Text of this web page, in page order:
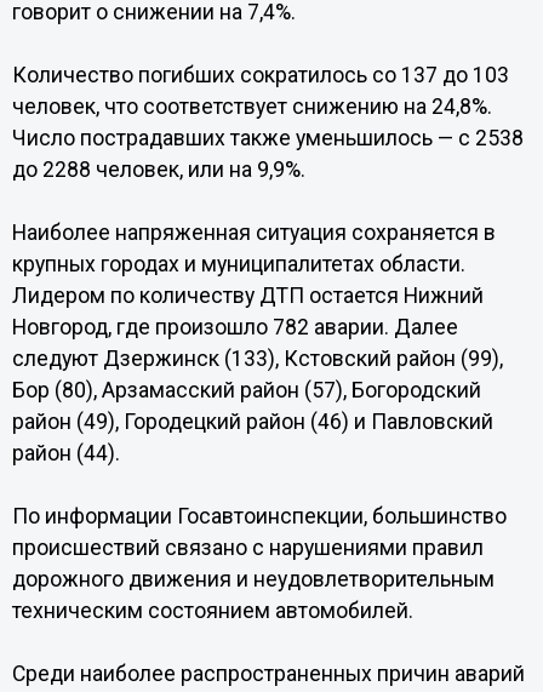
говорит о снижении на 7,4%.
Количество погибших сократилось со 137 до 103
человек, что соответствует снижению на 24,8%.
Число пострадавших также уменьшилось — с 2538
до 2288 человек, или на 9,9%.
Наиболее напряженная ситуация сохраняется в
крупных городах и муниципалитетах области.
Лидером по количеству ДТП остается Нижний
Новгород, где произошло 782 аварии. Далее
следуют Дзержинск (133), Кстовский район (99),
Бор (80), Арзамасский район (57), Богородский
район (49), Городецкий район (46) и Павловский
район (44).
По информации Госавтоинспекции, большинство
происшествий связано с нарушениями правил
дорожного движения и неудовлетворительным
техническим состоянием автомобилей.
Среди наиболее распространенных причин аварий